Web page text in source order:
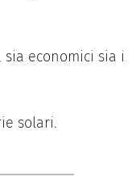
economici sia i
solari.